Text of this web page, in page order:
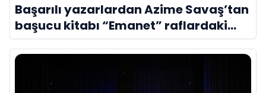
Başarılı yazarlardan Azime Savaş’tan
başucu kitabı “Emanet” raflardaki
yerini aldı